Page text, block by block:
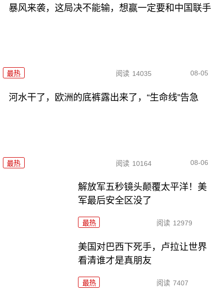
暴风来袭，这局决不能输，想赢一定要和中国联手
最热 阅读 14035 08-05
河水干了，欧洲的底裤露出来了，“生命线”告急
最热 阅读 10164 08-06
解放军五秒镜头颠覆太平洋！美
军最后安全区没了
最热 阅读 12979
美国对巴西下死手，卢拉让世界
看清谁才是真朋友
最热 阅读 7407